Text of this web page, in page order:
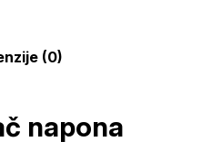
(0)
napona